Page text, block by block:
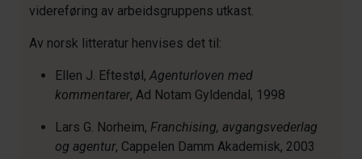
videreføring av arbeidsgruppens utkast.
Av norsk litteratur henvises det til:
Ellen J. Eftestøl, Agenturloven med
kommentarer, Ad Notam Gyldendal, 1998
Lars G. Norheim, Franchising, avgangsvederlag
og agentur, Cappelen Damm Akademisk, 2003